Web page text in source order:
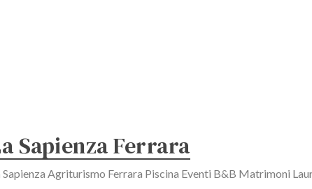
Sapienza Ferrara
Sapienza Agriturismo Ferrara Piscina Eventi B&B Matrimoni